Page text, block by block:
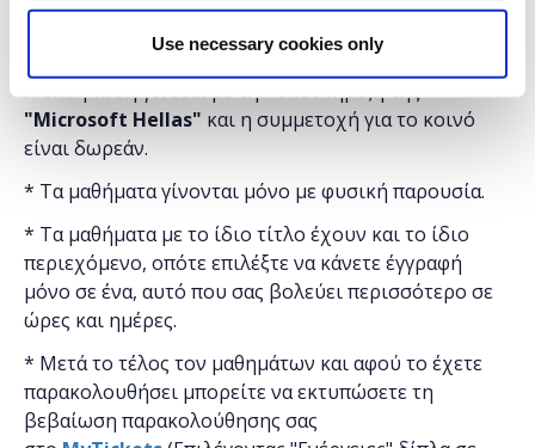
Use necessary cookies only
Found.ation
Η εκδήλωση γίνεταιμε την υποστήριξη της
"Microsoft Hellas" και η συμμετοχή για το κοινό
είναι δωρεάν.
* Τα μαθήματα γίνονται μόνο με φυσική παρουσία.
* Τα μαθήματα με το ίδιο τίτλο έχουν και το ίδιο
περιεχόμενο, οπότε επιλέξτε να κάνετε έγγραφή
μόνο σε ένα, αυτό που σας βολεύει περισσότερο σε
ώρες και ημέρες.
* Μετά το τέλος τον μαθημάτων και αφού το έχετε
παρακολουθήσει μπορείτε να εκτυπώσετε τη
βεβαίωση παρακολούθησης ​σας